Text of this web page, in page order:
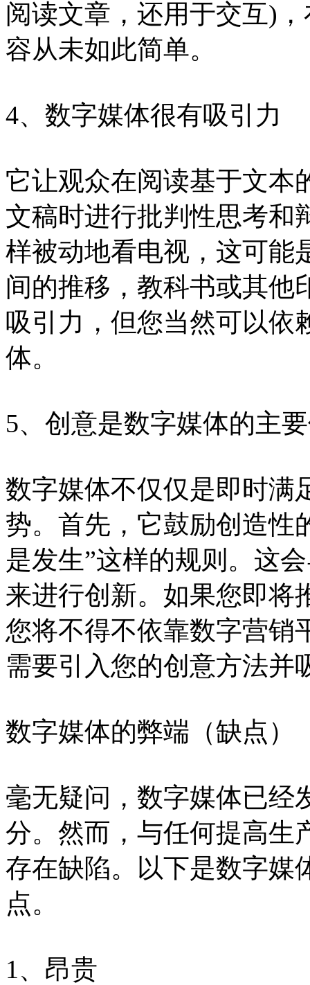
阅读文章，还用于交互)
容从未如此简单。
4、数字媒体很有吸引力
它让观众在阅读基于文本
文稿时进行批判性思考和
样被动地看电视，这可能
间的推移，教科书或其他
吸引力，但您当然可以依
体。
5、创意是数字媒体的主
数字媒体不仅仅是即时满
势。首先，它鼓励创造性
是发生”这样的规则。这
来进行创新。如果您即将
您将不得不依靠数字营销
需要引入您的创意方法并
数字媒体的弊端（缺点）
毫无疑问，数字媒体已经
分。然而，与任何提高生
存在缺陷。以下是数字媒
点。
1、昂贵